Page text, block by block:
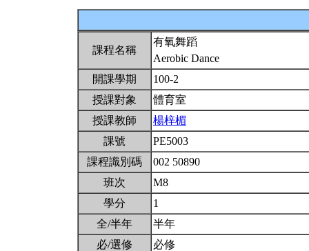
課程名稱
有氧舞蹈
Aerobic Dance
開課學期
100-2
授課對象
體育室
授課教師
楊梓楣
課號
PE5003
課程識別碼
002 50890
班次
M8
學分
1
全/半年
半年
必/選修
必修